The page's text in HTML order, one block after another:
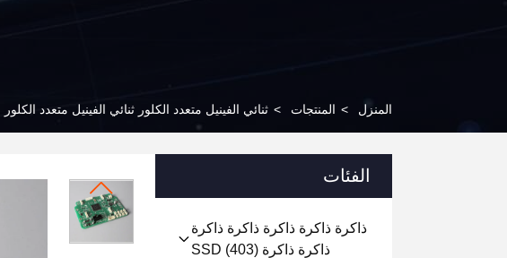
المنزل > المنتجات > ثنائي الفينيل متعدد الكلور ثنائي الفينيل متعدد الكلور
الفئات
ذاكرة ذاكرة ذاكرة ذاكرة ذاكرة
ذاكرة ذاكرة SSD (403)